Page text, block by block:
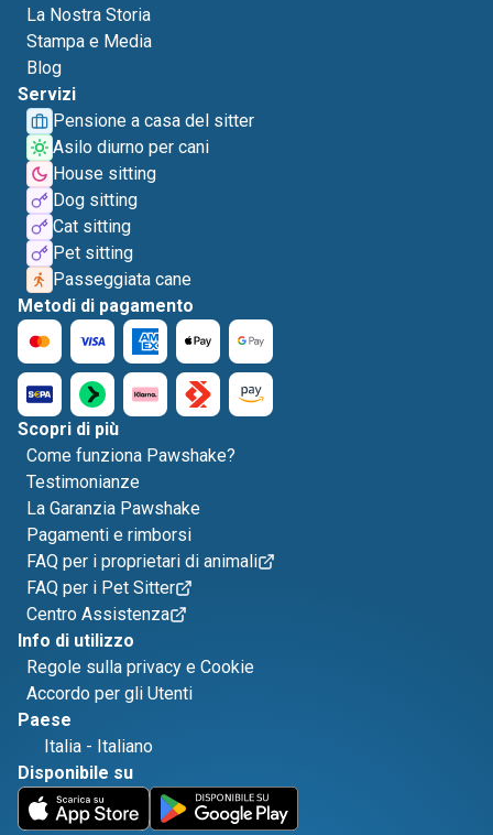
La Nostra Storia
Stampa e Media
Blog
Servizi
Pensione a casa del sitter
Asilo diurno per cani
House sitting
Dog sitting
Cat sitting
Pet sitting
Passeggiata cane
Metodi di pagamento
Scopri di più
Come funziona Pawshake?
Testimonianze
La Garanzia Pawshake
Pagamenti e rimborsi
FAQ per i proprietari di animali
FAQ per i Pet Sitter
Centro Assistenza
Info di utilizzo
Regole sulla privacy e Cookie
Accordo per gli Utenti
Paese
Italia - Italiano
Disponibile su